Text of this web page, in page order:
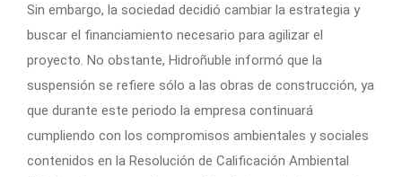
Sin embargo, la sociedad decidió cambiar la estrategia y
buscar el financiamiento necesario para agilizar el
proyecto. No obstante, Hidroñuble informó que la
suspensión se refiere sólo a las obras de construcción, ya
que durante este periodo la empresa continuará
cumpliendo con los compromisos ambientales y sociales
contenidos en la Resolución de Calificación Ambiental